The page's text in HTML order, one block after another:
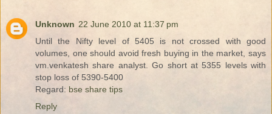
Unknown 22 June 2010 at 11:37 pm
Until the Nifty level of 5405 is not crossed with good
volumes, one should avoid fresh buying in the market, says
vm.venkatesh share analyst. Go short at 5355 levels with
stop loss of 5390-5400
Regard: bse share tips
Reply